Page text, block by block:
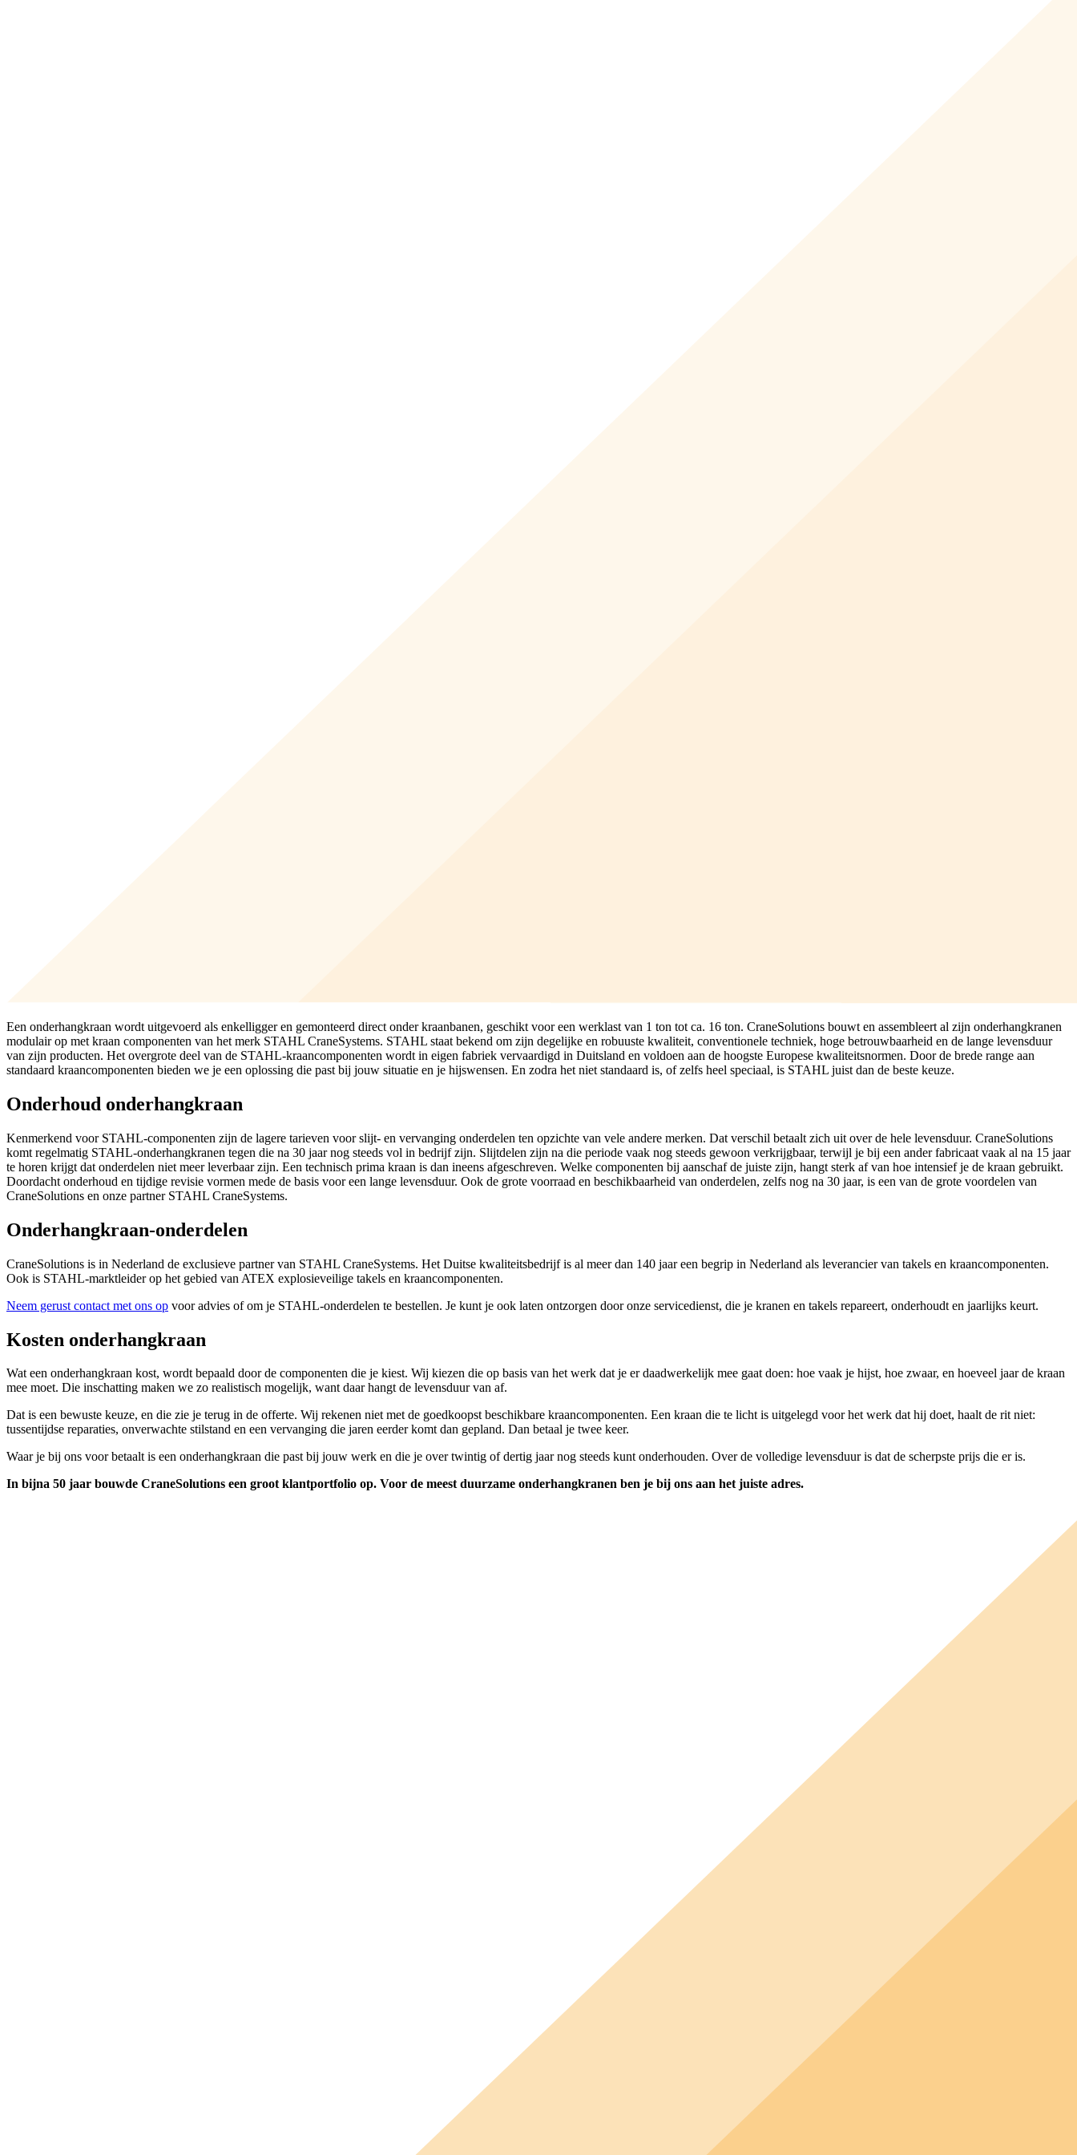
Een onderhangkraan wordt uitgevoerd als enkelligger en gemonteerd direct onder kraanbanen, geschikt voor een werklast van 1 ton tot ca. 16 ton. CraneSolutions bouwt en assembleert al zijn onderhangkranen
modulair op met kraan componenten van het merk STAHL CraneSystems. STAHL staat bekend om zijn degelijke en robuuste kwaliteit, conventionele techniek, hoge betrouwbaarheid en de lange levensduur
van zijn producten. Het overgrote deel van de STAHL-kraancomponenten wordt in eigen fabriek vervaardigd in Duitsland en voldoen aan de hoogste Europese kwaliteitsnormen. Door de brede range aan
standaard kraancomponenten bieden we je een oplossing die past bij jouw situatie en je hijswensen. En zodra het niet standaard is, of zelfs heel speciaal, is STAHL juist dan de beste keuze.
Onderhoud onderhangkraan
Kenmerkend voor STAHL-componenten zijn de lagere tarieven voor slijt- en vervanging onderdelen ten opzichte van vele andere merken. Dat verschil betaalt zich uit over de hele levensduur. CraneSolutions
komt regelmatig STAHL-onderhangkranen tegen die na 30 jaar nog steeds vol in bedrijf zijn. Slijtdelen zijn na die periode vaak nog steeds gewoon verkrijgbaar, terwijl je bij een ander fabricaat vaak al na 15 jaar
te horen krijgt dat onderdelen niet meer leverbaar zijn. Een technisch prima kraan is dan ineens afgeschreven. Welke componenten bij aanschaf de juiste zijn, hangt sterk af van hoe intensief je de kraan gebruikt.
Doordacht onderhoud en tijdige revisie vormen mede de basis voor een lange levensduur. Ook de grote voorraad en beschikbaarheid van onderdelen, zelfs nog na 30 jaar, is een van de grote voordelen van
CraneSolutions en onze partner STAHL CraneSystems.
Onderhangkraan-onderdelen
CraneSolutions is in Nederland de exclusieve partner van STAHL CraneSystems. Het Duitse kwaliteitsbedrijf is al meer dan 140 jaar een begrip in Nederland als leverancier van takels en kraancomponenten.
Ook is STAHL-marktleider op het gebied van ATEX explosieveilige takels en kraancomponenten.
Neem gerust contact met ons op voor advies of om je STAHL-onderdelen te bestellen. Je kunt je ook laten ontzorgen door onze servicedienst, die je kranen en takels repareert, onderhoudt en jaarlijks keurt.
Kosten onderhangkraan
Wat een onderhangkraan kost, wordt bepaald door de componenten die je kiest. Wij kiezen die op basis van het werk dat je er daadwerkelijk mee gaat doen: hoe vaak je hijst, hoe zwaar, en hoeveel jaar de kraan
mee moet. Die inschatting maken we zo realistisch mogelijk, want daar hangt de levensduur van af.
Dat is een bewuste keuze, en die zie je terug in de offerte. Wij rekenen niet met de goedkoopst beschikbare kraancomponenten. Een kraan die te licht is uitgelegd voor het werk dat hij doet, haalt de rit niet:
tussentijdse reparaties, onverwachte stilstand en een vervanging die jaren eerder komt dan gepland. Dan betaal je twee keer.
Waar je bij ons voor betaalt is een onderhangkraan die past bij jouw werk en die je over twintig of dertig jaar nog steeds kunt onderhouden. Over de volledige levensduur is dat de scherpste prijs die er is.
In bijna 50 jaar bouwde CraneSolutions een groot klantportfolio op. Voor de meest duurzame onderhangkranen ben je bij ons aan het juiste adres.